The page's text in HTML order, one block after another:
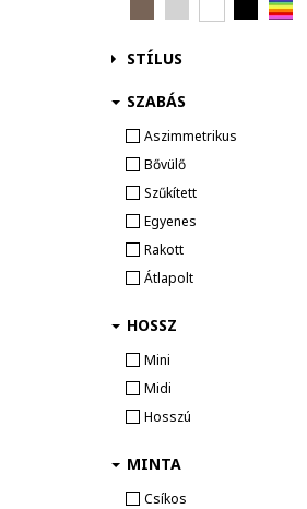
Kiegészítő
Ékszer
STÍLUS
SZABÁS
Aszimmetrikus
Bővülő
Szűkített
Egyenes
Rakott
Átlapolt
HOSSZ
Mini
Midi
Hosszú
MINTA
Csíkos